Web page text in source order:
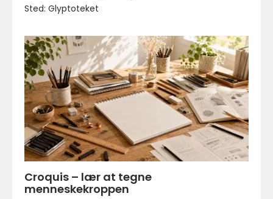
Sted: Glyptoteket
Croquis – lær at tegne
menneskekroppen